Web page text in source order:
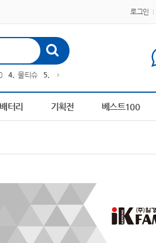
로그인
4 물티슈 5 AP-100364
터리 기획전 베스트100